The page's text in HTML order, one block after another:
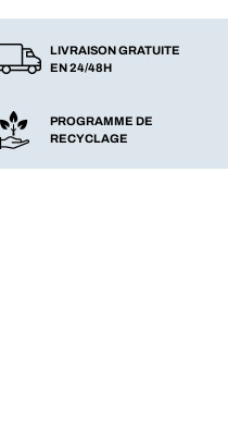
LIVRAISON GRATUITE
EN 24/48H
PROGRAMME DE
RECYCLAGE